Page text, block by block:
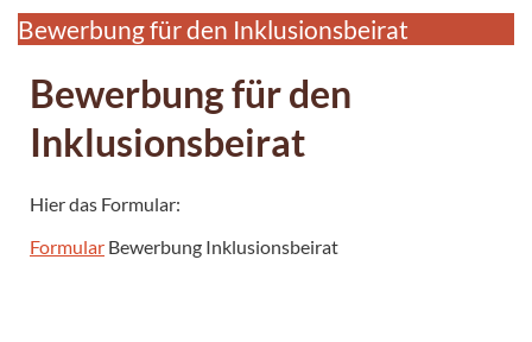
Bewerbung für den Inklusionsbeirat
Bewerbung für den
Inklusionsbeirat
Hier das Formular:
Formular Bewerbung Inklusionsbeirat